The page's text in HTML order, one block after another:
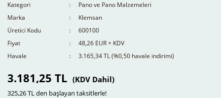
Kategori
Pano ve Pano Malzemeleri
Marka
Klemsan
Üretici Kodu
600100
Fiyat
48,26 EUR + KDV
Havale
3.165,34 TL (%0,50 havale indirimi)
3.181,25 TL (KDV Dahil)
325,26 TL den başlayan taksitlerle!